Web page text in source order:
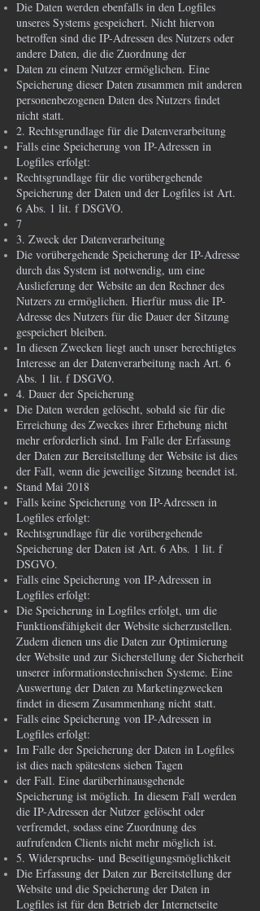
Die Daten werden ebenfalls in den Logfiles
unseres Systems gespeichert. Nicht hiervon
betroffen sind die IP-Adressen des Nutzers oder
andere Daten, die die Zuordnung der
Daten zu einem Nutzer ermöglichen. Eine
Speicherung dieser Daten zusammen mit anderen
personenbezogenen Daten des Nutzers findet
nicht statt.
2. Rechtsgrundlage für die Datenverarbeitung
Falls eine Speicherung von IP-Adressen in
Logfiles erfolgt:
Rechtsgrundlage für die vorübergehende
Speicherung der Daten und der Logfiles ist Art.
6 Abs. 1 lit. f DSGVO.
7
3. Zweck der Datenverarbeitung
Die vorübergehende Speicherung der IP-Adresse
durch das System ist notwendig, um eine
Auslieferung der Website an den Rechner des
Nutzers zu ermöglichen. Hierfür muss die IP-
Adresse des Nutzers für die Dauer der Sitzung
gespeichert bleiben.
In diesen Zwecken liegt auch unser berechtigtes
Interesse an der Datenverarbeitung nach Art. 6
Abs. 1 lit. f DSGVO.
4. Dauer der Speicherung
Die Daten werden gelöscht, sobald sie für die
Erreichung des Zweckes ihrer Erhebung nicht
mehr erforderlich sind. Im Falle der Erfassung
der Daten zur Bereitstellung der Website ist dies
der Fall, wenn die jeweilige Sitzung beendet ist.
Stand Mai 2018
Falls keine Speicherung von IP-Adressen in
Logfiles erfolgt:
Rechtsgrundlage für die vorübergehende
Speicherung der Daten ist Art. 6 Abs. 1 lit. f
DSGVO.
Falls eine Speicherung von IP-Adressen in
Logfiles erfolgt:
Die Speicherung in Logfiles erfolgt, um die
Funktionsfähigkeit der Website sicherzustellen.
Zudem dienen uns die Daten zur Optimierung
der Website und zur Sicherstellung der Sicherheit
unserer informationstechnischen Systeme. Eine
Auswertung der Daten zu Marketingzwecken
findet in diesem Zusammenhang nicht statt.
Falls eine Speicherung von IP-Adressen in
Logfiles erfolgt:
Im Falle der Speicherung der Daten in Logfiles
ist dies nach spätestens sieben Tagen
der Fall. Eine darüberhinausgehende
Speicherung ist möglich. In diesem Fall werden
die IP-Adressen der Nutzer gelöscht oder
verfremdet, sodass eine Zuordnung des
aufrufenden Clients nicht mehr möglich ist.
5. Widerspruchs- und Beseitigungsmöglichkeit
Die Erfassung der Daten zur Bereitstellung der
Website und die Speicherung der Daten in
Logfiles ist für den Betrieb der Internetseite